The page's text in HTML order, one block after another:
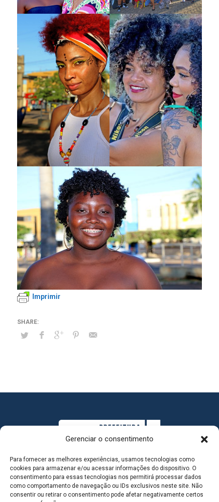
Gerenciar o consentimento
Para fornecer as melhores experiências, usamos tecnologias como
cookies para armazenar e/ou acessar informações do dispositivo. O
consentimento para essas tecnologias nos permitirá processar dados
como comportamento de navegação ou IDs exclusivos neste site. Não
consentir ou retirar o consentimento pode afetar negativamente certos
Imprimir
MAPA DO SITE